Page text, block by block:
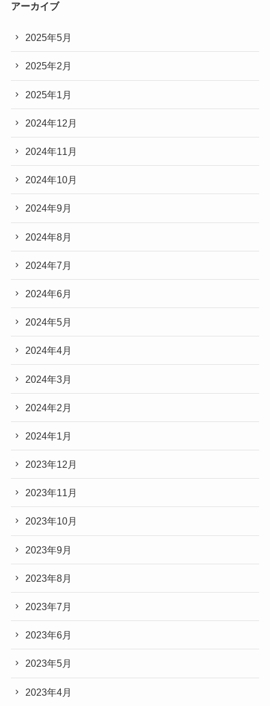
アーカイブ
2025年5月
2025年2月
2025年1月
2024年12月
2024年11月
2024年10月
2024年9月
2024年8月
2024年7月
2024年6月
2024年5月
2024年4月
2024年3月
2024年2月
2024年1月
2023年12月
2023年11月
2023年10月
2023年9月
2023年8月
2023年7月
2023年6月
2023年5月
2023年4月